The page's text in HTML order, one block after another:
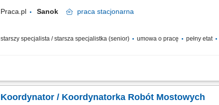
Praca.pl Sanok praca stacjonarna
starszy specjalista / starsza specjalistka (senior) umowa o pracę pełny etat
Opis stanowiska Nadzór nad bieżącą realizacją zadań konstrukcyjno-
Koordynator / Koordynatorka Robót Mostowych